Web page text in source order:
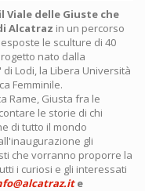
Viale delle Giuste che
Alcatraz in un percorso
le sculture di 40
nato dalla
Lodi, la Libera Università
Femminile.
Rame, Giusta fra le
le storie di chi
di tutto il mondo
gli
che vorranno proporre la
i curiosi e gli interessati
e